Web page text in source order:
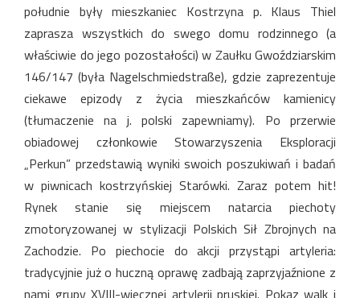
południe były mieszkaniec Kostrzyna p. Klaus Thiel
zaprasza wszystkich do swego domu rodzinnego (a
właściwie do jego pozostałości) w Zaułku Gwoździarskim
146/147 (była Nagelschmiedstraße), gdzie zaprezentuje
ciekawe epizody z życia mieszkańców kamienicy
(tłumaczenie na j. polski zapewniamy). Po przerwie
obiadowej członkowie Stowarzyszenia Eksploracji
„Perkun” przedstawią wyniki swoich poszukiwań i badań
w piwnicach kostrzyńskiej Starówki. Zaraz potem hit!
Rynek stanie się miejscem natarcia piechoty
zmotoryzowanej w stylizacji Polskich Sił Zbrojnych na
Zachodzie. Po piechocie do akcji przystąpi artyleria:
tradycyjnie już o huczną oprawę zadbają zaprzyjaźnione z
nami grupy XVIII-wiecznej artylerii pruskiej. Pokaz walk i